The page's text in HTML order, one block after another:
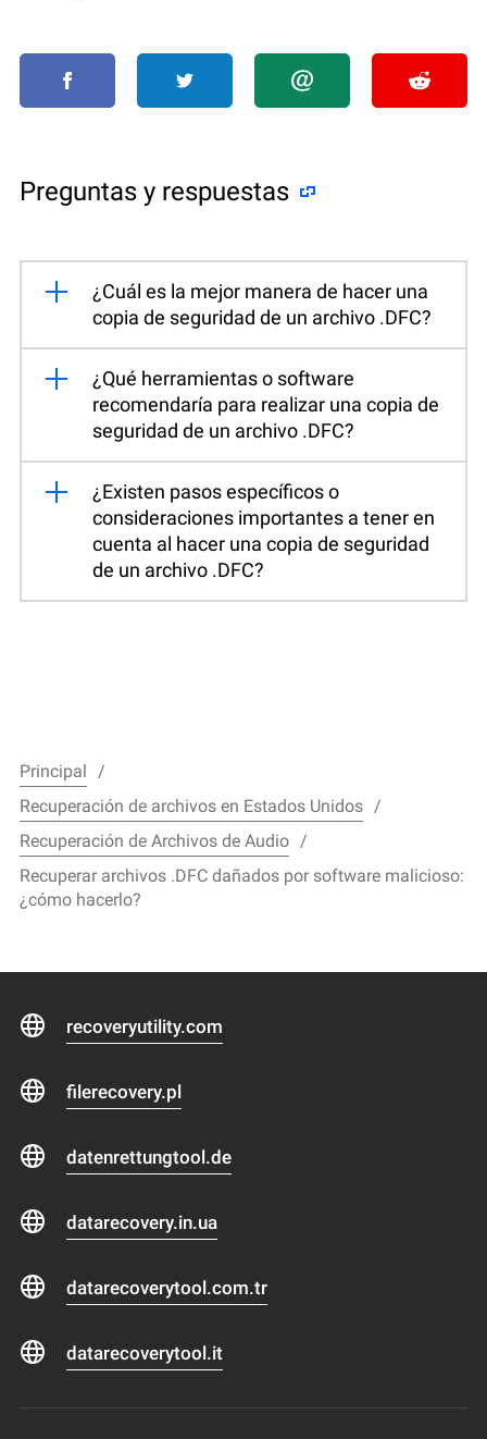
Preguntas y respuestas
¿Cuál es la mejor manera de hacer una
copia de seguridad de un archivo .DFC?
¿Qué herramientas o software
recomendaría para realizar una copia de
seguridad de un archivo .DFC?
¿Existen pasos específicos o
consideraciones importantes a tener en
cuenta al hacer una copia de seguridad
de un archivo .DFC?
Principal
Recuperación de archivos en Estados Unidos
Recuperación de Archivos de Audio
Recuperar archivos .DFC dañados por software malicioso:
¿cómo hacerlo?
recoveryutility.com
filerecovery.pl
datenrettungtool.de
datarecovery.in.ua
datarecoverytool.com.tr
datarecoverytool.it